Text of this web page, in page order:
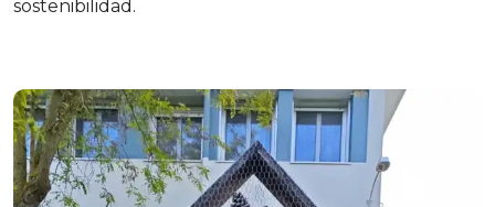
sostenibilidad.